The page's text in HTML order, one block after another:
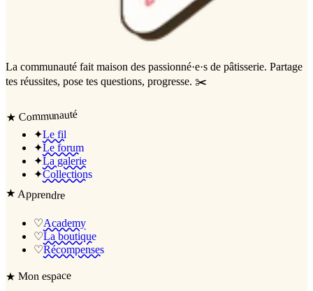
La communauté fait maison des passionné·e·s de pâtisserie. Partage
tes réussites, pose tes questions, progresse. ✂️
★ Communauté
✦Le fil
✦Le forum
✦La galerie
✦Collections
★Apprendre
♡Academy
♡La boutique
♡Récompenses
★Mon espace